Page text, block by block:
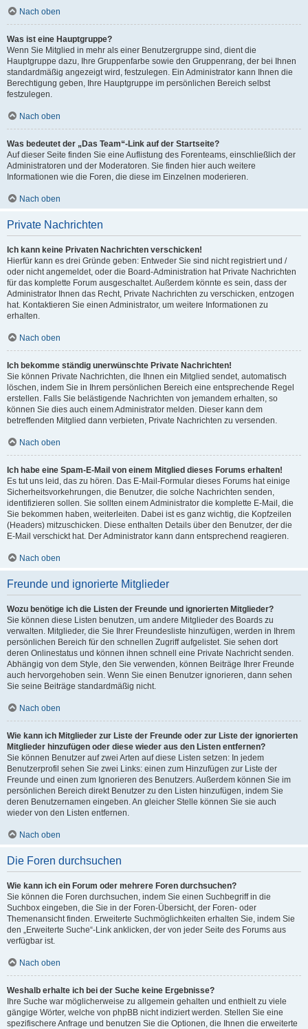
Nach oben
Was ist eine Hauptgruppe?
Wenn Sie Mitglied in mehr als einer Benutzergruppe sind, dient die
Hauptgruppe dazu, Ihre Gruppenfarbe sowie den Gruppenrang, der bei Ihnen
standardmäßig angezeigt wird, festzulegen. Ein Administrator kann Ihnen die
Berechtigung geben, Ihre Hauptgruppe im persönlichen Bereich selbst
festzulegen.
Nach oben
Was bedeutet der „Das Team“-Link auf der Startseite?
Auf dieser Seite finden Sie eine Auflistung des Forenteams, einschließlich der
Administratoren und der Moderatoren. Sie finden hier auch weitere
Informationen wie die Foren, die diese im Einzelnen moderieren.
Nach oben
Private Nachrichten
Ich kann keine Privaten Nachrichten verschicken!
Hierfür kann es drei Gründe geben: Entweder Sie sind nicht registriert und /
oder nicht angemeldet, oder die Board-Administration hat Private Nachrichten
für das komplette Forum ausgeschaltet. Außerdem könnte es sein, dass der
Administrator Ihnen das Recht, Private Nachrichten zu verschicken, entzogen
hat. Kontaktieren Sie einen Administrator, um weitere Informationen zu
erhalten.
Nach oben
Ich bekomme ständig unerwünschte Private Nachrichten!
Sie können Private Nachrichten, die Ihnen ein Mitglied sendet, automatisch
löschen, indem Sie in Ihrem persönlichen Bereich eine entsprechende Regel
erstellen. Falls Sie belästigende Nachrichten von jemandem erhalten, so
können Sie dies auch einem Administrator melden. Dieser kann dem
betreffenden Mitglied dann verbieten, Private Nachrichten zu versenden.
Nach oben
Ich habe eine Spam-E-Mail von einem Mitglied dieses Forums erhalten!
Es tut uns leid, das zu hören. Das E-Mail-Formular dieses Forums hat einige
Sicherheitsvorkehrungen, die Benutzer, die solche Nachrichten senden,
identifizieren sollen. Sie sollten einem Administrator die komplette E-Mail, die
Sie bekommen haben, weiterleiten. Dabei ist es ganz wichtig, die Kopfzeilen
(Headers) mitzuschicken. Diese enthalten Details über den Benutzer, der die
E-Mail verschickt hat. Der Administrator kann dann entsprechend reagieren.
Nach oben
Freunde und ignorierte Mitglieder
Wozu benötige ich die Listen der Freunde und ignorierten Mitglieder?
Sie können diese Listen benutzen, um andere Mitglieder des Boards zu
verwalten. Mitglieder, die Sie Ihrer Freundesliste hinzufügen, werden in Ihrem
persönlichen Bereich für den schnellen Zugriff aufgelistet. Sie sehen dort
deren Onlinestatus und können ihnen schnell eine Private Nachricht senden.
Abhängig von dem Style, den Sie verwenden, können Beiträge Ihrer Freunde
auch hervorgehoben sein. Wenn Sie einen Benutzer ignorieren, dann sehen
Sie seine Beiträge standardmäßig nicht.
Nach oben
Wie kann ich Mitglieder zur Liste der Freunde oder zur Liste der ignorierten
Mitglieder hinzufügen oder diese wieder aus den Listen entfernen?
Sie können Benutzer auf zwei Arten auf diese Listen setzen: In jedem
Benutzerprofil sehen Sie zwei Links: einen zum Hinzufügen zur Liste der
Freunde und einen zum Ignorieren des Benutzers. Außerdem können Sie im
persönlichen Bereich direkt Benutzer zu den Listen hinzufügen, indem Sie
deren Benutzernamen eingeben. An gleicher Stelle können Sie sie auch
wieder von den Listen entfernen.
Nach oben
Die Foren durchsuchen
Wie kann ich ein Forum oder mehrere Foren durchsuchen?
Sie können die Foren durchsuchen, indem Sie einen Suchbegriff in die
Suchbox eingeben, die Sie in der Foren-Übersicht, der Foren- oder
Themenansicht finden. Erweiterte Suchmöglichkeiten erhalten Sie, indem Sie
den „Erweiterte Suche“-Link anklicken, der von jeder Seite des Forums aus
verfügbar ist.
Nach oben
Weshalb erhalte ich bei der Suche keine Ergebnisse?
Ihre Suche war möglicherweise zu allgemein gehalten und enthielt zu viele
gängige Wörter, welche von phpBB nicht indiziert werden. Stellen Sie eine
spezifischere Anfrage und benutzen Sie die Optionen, die Ihnen die erweiterte